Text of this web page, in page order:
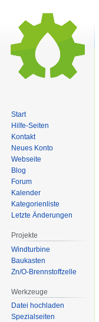
Start
Hilfe-Seiten
Kontakt
Neues Konto
Webseite
Blog
Forum
Kalender
Kategorienliste
Letzte Änderungen
Projekte
Windturbine
Baukasten
Zn/O-Brennstoffzelle
Werkzeuge
Datei hochladen
Spezialseiten